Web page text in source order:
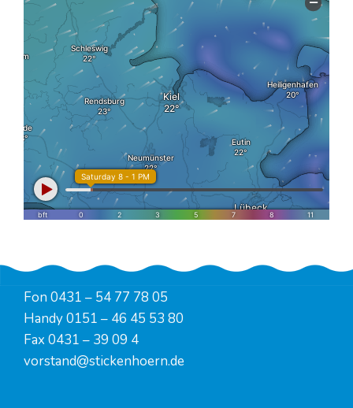
Fon0431 – 54 77 78 05
Handy0151 – 46 45 53 80
Fax 0431 – 39 09 4
vorstand@stickenhoern.de